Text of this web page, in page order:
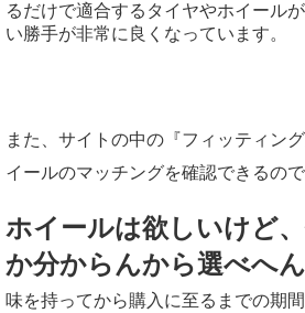
るだけで適合するタイヤやホイール
い勝手が非常に良くなっています。
また、サイトの中の『フィッティン
イールのマッチングを確認できるので
ホイールは欲しいけど
か分からんから選べへん
味を持ってから購入に至るまでの期